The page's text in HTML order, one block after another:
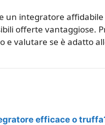
un integratore
offerte vantaggiose.
e valutare se è adatto
efficace o